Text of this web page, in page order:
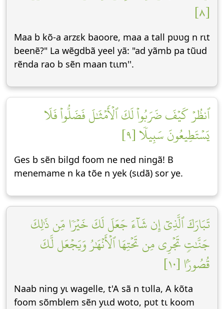
[٨]
Maa b kõ-a arzεk baoore, maa a tall pʋʋg n rɩt
beenẽ?" La wẽgdbã yeel yã: "ad yãmb pa tũud
rẽnda rao b sẽn maan tɩɩm''.
ٱنظُرۡ كَيۡفَ ضَرَبُواْ لَكَ ٱلۡأَمۡثَٰلَ فَضَلُّواْ فَلَا
يَسۡتَطِيعُونَ سَبِيلٗا [٩]
Ges b sẽn bilgd foom ne ned ningã! B
menemame n ka tõe n yek (sɩdã) sor ye.
تَبَارَكَ ٱلَّذِيٓ إِن شَآءَ جَعَلَ لَكَ خَيۡرٗا مِّن ذَٰلِكَ
جَنَّٰتٖ تَجۡرِي مِن تَحۡتِهَا ٱلۡأَنۡهَٰرُ وَيَجۡعَل لَّكَ
قُصُورَۢا [١٠]
Naab ning yɩ wagelle, t'A sã n tʋlla, A kõta
foom sõmblem sẽn yɩɩd woto, pʋt tɩ koom